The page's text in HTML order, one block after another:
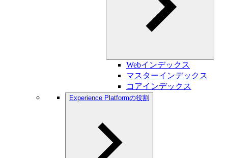
Webインデックス
マスターインデックス
コアインデックス
Experience Platformの役割